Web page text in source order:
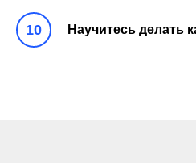
10 Научитесь делать